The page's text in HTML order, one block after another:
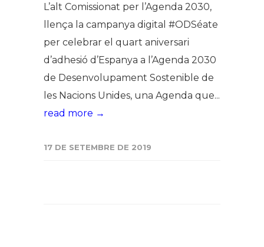
L’alt Comissionat per l’Agenda 2030,
llença la campanya digital #ODSéate
per celebrar el quart aniversari
d’adhesió d’Espanya a l’Agenda 2030
de Desenvolupament Sostenible de
les Nacions Unides, una Agenda que...
read more →
17 DE SETEMBRE DE 2019